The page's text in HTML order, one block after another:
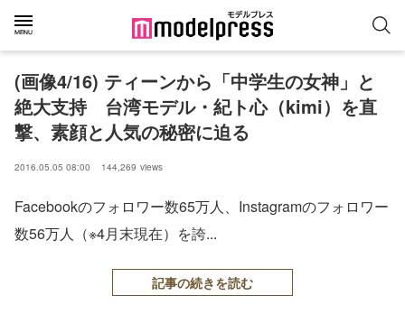
(画像4/16) ティーンから「中学生の女神」と
絶大支持 台湾モデル・紀ト心（kimi）を直
撃、素顔と人気の秘密に迫る
2016.05.05 08:00 144,269 views
Facebookのフォロワー数65万人、Instagramのフォロワー
数56万人（※4月末現在）を誇...
記事の続きを読む